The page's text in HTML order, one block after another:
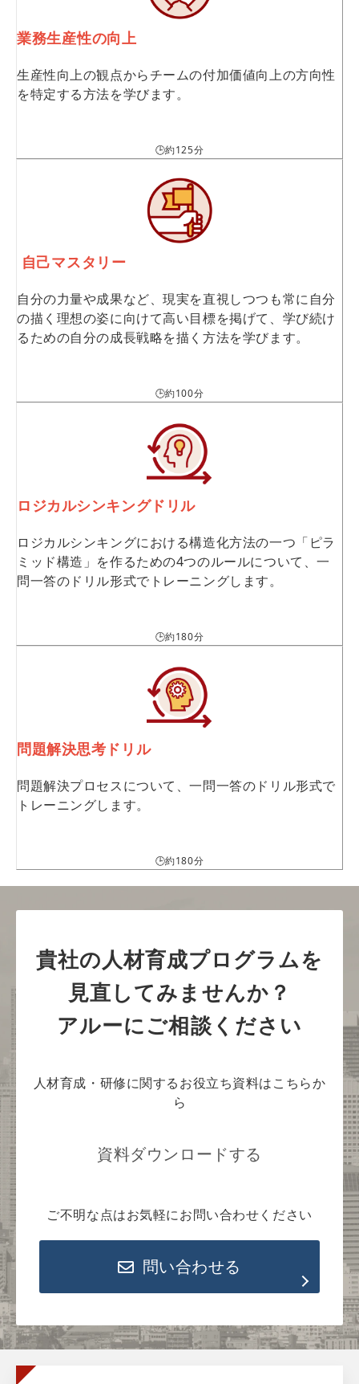
業務生産性の向上
生産性向上の観点からチームの付加価値向上の方向性
を特定する方法を学びます。
🕒約125分
自己マスタリー
自分の力量や成果など、現実を直視しつつも常に自分
の描く理想の姿に向けて高い目標を掲げて、学び続け
るための自分の成長戦略を描く方法を学びます。
🕒約100分
ロジカルシンキングドリル
ロジカルシンキングにおける構造化方法の一つ「ピラ
ミッド構造」を作るための4つのルールについて、一
問一答のドリル形式でトレーニングします。
🕒約180分
問題解決思考ドリル
問題解決プロセスについて、一問一答のドリル形式で
トレーニングします。
🕒約180分
貴社の人材育成プログラムを
見直してみませんか？
アルーにご相談ください
人材育成・研修に関するお役立ち資料はこちらか
ら
資料ダウンロードする
ご不明な点はお気軽にお問い合わせください
問い合わせる